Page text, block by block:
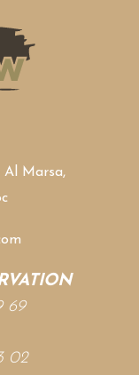
Al Marsa,
69
02